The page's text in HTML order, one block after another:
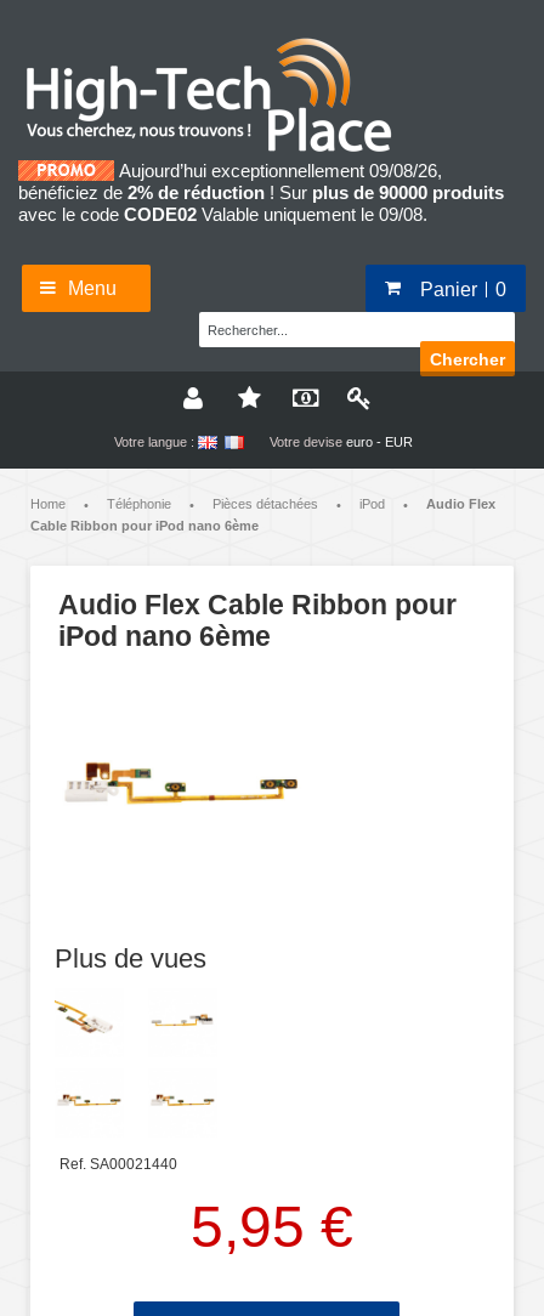
Aujourd’hui exceptionnellement 09/08/26,
bénéficiez de 2% de réduction ! Sur plus de 90000 produits
avec le code CODE02 Valable uniquement le 09/08.
Menu Panier 0
Chercher
Votre langue : Votre devise euro - EUR
Home • Téléphonie • Pièces détachées • iPod •
Audio Flex
Cable Ribbon pour iPod nano 6ème
Audio Flex Cable Ribbon pour
iPod nano 6ème
Plus de vues
Ref. SA00021440
5,95 €